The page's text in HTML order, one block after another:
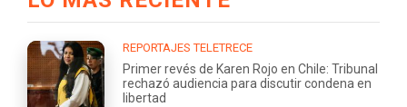
REPORTAJES TELETRECE
Primer revés de Karen Rojo en Chile: Tribunal
rechazó audiencia para discutir condena en
libertad